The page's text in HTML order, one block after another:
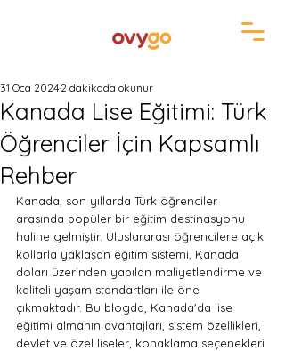
Kanada Lise Eğitimi: Türk
Öğrenciler İçin Kapsamlı
Rehber
31 Oca 2024 2 dakikada okunur
Kanada, son yıllarda Türk öğrenciler
arasında popüler bir eğitim destinasyonu
haline gelmiştir. Uluslararası öğrencilere açık
kollarla yaklaşan eğitim sistemi, Kanada
doları üzerinden yapılan maliyetlendirme ve
kaliteli yaşam standartları ile öne
çıkmaktadır. Bu blogda, Kanada'da lise
eğitimi almanın avantajları, sistem özellikleri,
devlet ve özel liseler, konaklama seçenekleri